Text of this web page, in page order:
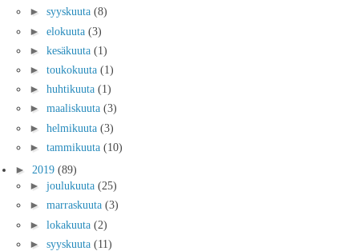
► syyskuuta (8)
► elokuuta (3)
► kesäkuuta (1)
► toukokuuta (1)
► huhtikuuta (1)
► maaliskuuta (3)
► helmikuuta (3)
► tammikuuta (10)
► 2019 (89)
► joulukuuta (25)
► marraskuuta (3)
► lokakuuta (2)
► syyskuuta (11)